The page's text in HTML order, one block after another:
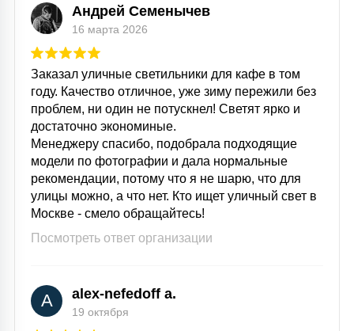
Андрей Семенычев
16 марта 2026
Заказал уличные светильники для кафе в том
году. Качество отличное, уже зиму пережили без
проблем, ни один не потускнел! Светят ярко и
достаточно экономиные.
Менеджеру спасибо, подобрала подходящие
модели по фотографии и дала нормальные
рекомендации, потому что я не шарю, что для
улицы можно, а что нет. Кто ищет уличный свет в
Москве - смело обращайтесь!
Посмотреть ответ организации
A alex-nefedoff a.
19 октября